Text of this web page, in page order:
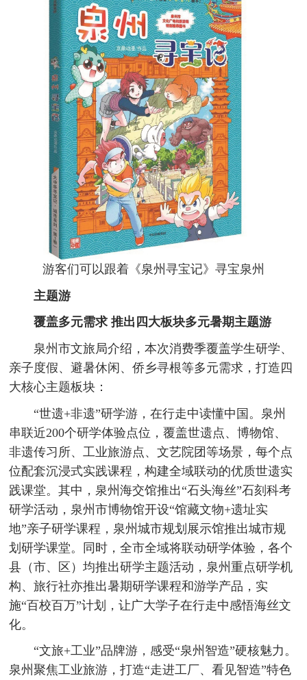
游客们可以跟着《泉州寻宝记》寻宝泉州
主题游
覆盖多元需求 推出四大板块多元暑期主题游
泉州市文旅局介绍，本次消费季覆盖学生研学、
亲子度假、避暑休闲、侨乡寻根等多元需求，打造四
大核心主题板块：
“世遗+非遗”研学游，在行走中读懂中国。泉州
串联近200个研学体验点位，覆盖世遗点、博物馆、
非遗传习所、工业旅游点、文艺院团等场景，每个点
位配套沉浸式实践课程，构建全域联动的优质世遗实
践课堂。其中，泉州海交馆推出“石头海丝”石刻科考
研学活动，泉州市博物馆开设“馆藏文物+遗址实
地”亲子研学课程，泉州城市规划展示馆推出城市规
划研学课堂。同时，全市全域将联动研学体验，各个
县（市、区）均推出研学主题活动，泉州重点研学机
构、旅行社亦推出暑期研学课程和游学产品，实
施“百校百万”计划，让广大学子在行走中感悟海丝文
化。
“文旅+工业”品牌游，感受“泉州智造”硬核魅力。
泉州聚焦工业旅游，打造“走进工厂、看见智造”特色